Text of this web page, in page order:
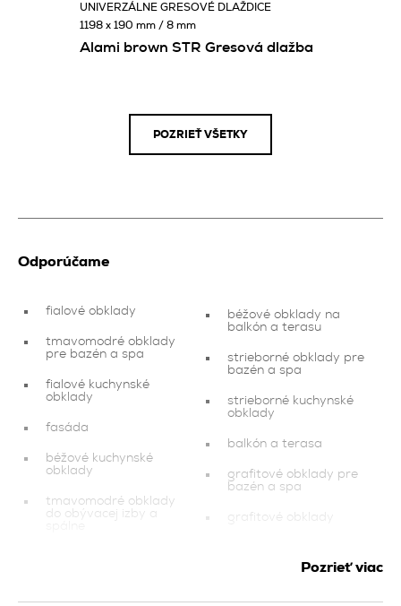
Alami brown STR Gresová dlažba
UNIVERZÁLNE GRESOVÉ DLAŽDICE
1198 x 190 mm / 8 mm
POZRIEŤ VŠETKY
Odporúčame
fialové obklady
tmavomodré obklady
pre bazén a spa
fialové kuchynské
obklady
fasáda
béžové kuchynské
obklady
tmavomodré obklady
do obývacej izby a
zlaté obklady pre
béžové obklady na
balkón a terasu
strieborné obklady pre
bazén a spa
strieborné kuchynské
obklady
balkón a terasa
grafitové obklady pre
bazén a spa
grafitové obklady
Pozrieť viac